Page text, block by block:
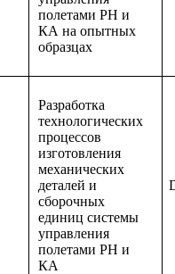
полетами РН и
КА на опытных
образцах
Разработка
технологических
процессов
изготовления
механических
деталей и
сборочных
единиц системы
управления
полетами РН и
КА